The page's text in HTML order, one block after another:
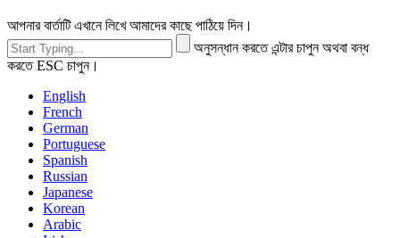
আপনার বার্তাটি এখানে লিখে আমাদের কাছে পাঠিয়ে দিন।
অনুসন্ধান করতে এন্টার চাপুন অথবা বন্ধ
করতে ESC চাপুন।
English
French
German
Portuguese
Spanish
Russian
Japanese
Korean
Arabic